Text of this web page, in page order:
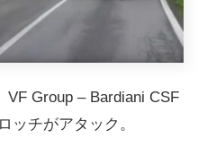
Group – Bardiani CSF
ッチがアタック。